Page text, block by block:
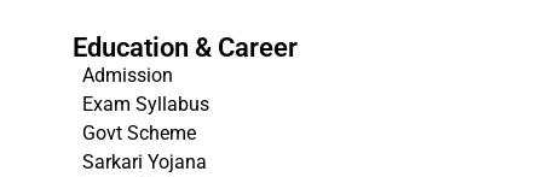
Education & Career
Admission
Exam Syllabus
Govt Scheme
Sarkari Yojana